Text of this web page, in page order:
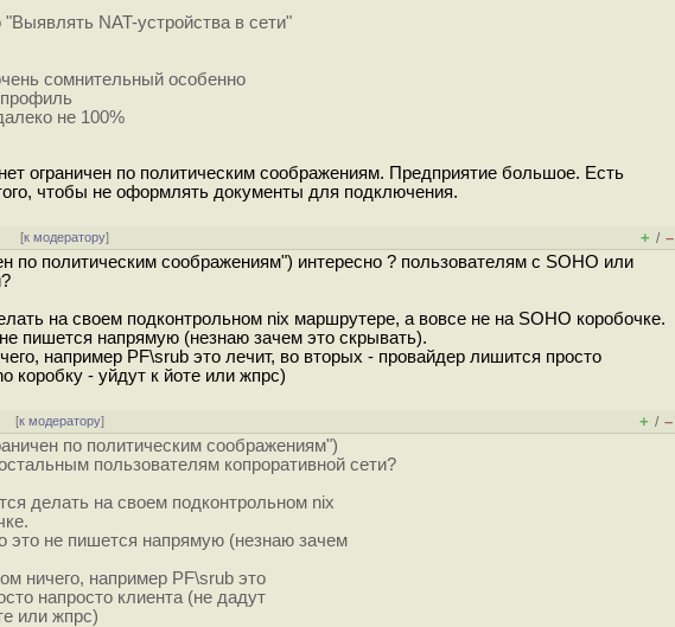
NAT-устройства в сети"
сомнительный особенно
профиль
не 100%
ограничен по политическим соображениям. Предприятие большое. Есть
чтобы не оформлять документы для подключения.
[к модератору] + / –
по политическим соображениям") интересно ? пользователям с SOHO или
на своем подконтрольном nix маршрутере, а вовсе не на SOHO коробочке.
пишется напрямую (незнаю зачем это скрывать).
например PF\srub это лечит, во вторых - провайдер лишится просто
коробку - уйдут к йоте или жпрс)
[к модератору] + / –
по политическим соображениям")
пользователям копроративной сети?
делать на своем подконтрольном nix
это не пишется напрямую (незнаю зачем
ничего, например PF\srub это
напросто клиента (не дадут
или жпрс)